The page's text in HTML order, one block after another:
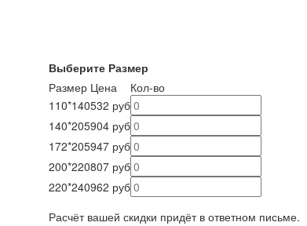
Выберите Размер
Размер Цена
Кол-во
110*140532 руб
140*205904 руб
172*205947 руб
200*220807 руб
220*240962 руб
Расчёт вашей скидки придёт в ответном письме.